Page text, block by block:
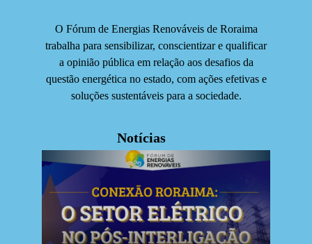
O Fórum de Energias Renováveis de Roraima
trabalha para sensibilizar, conscientizar e qualificar
a opinião pública em relação aos desafios da
questão energética no estado, com ações efetivas e
soluções sustentáveis para a sociedade.
Notícias